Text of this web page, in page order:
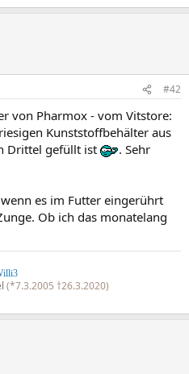
#42
von Pharmox - vom Vitstore:
Kunststoffbehälter aus
Drittel gefüllt ist
. Sehr
es im Futter eingerührt
Ob ich das monatelang
(*7.3.2005 †26.3.2020)